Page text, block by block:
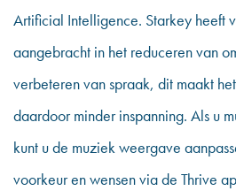
Artificial Intelligence. Starkey heeft
aangebracht in het reduceren van
verbeteren van spraak, dit maakt
daardoor minder inspanning. Als u
kunt u de muziek weergave
voorkeur en wensen via de Thrive